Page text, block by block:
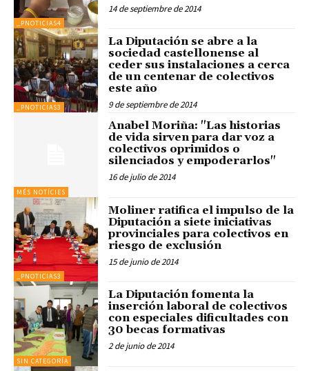
_PNOTICIAS4
14 de septiembre de 2014
_PNOTICIAS3
La Diputación se abre a la
sociedad castellonense al
ceder sus instalaciones a cerca
de un centenar de colectivos
este año
9 de septiembre de 2014
MÉS NOTÍCIES
Anabel Moriña: "Las historias
de vida sirven para dar voz a
colectivos oprimidos o
silenciados y empoderarlos"
16 de julio de 2014
_PNOTICIAS3
Moliner ratifica el impulso de la
Diputación a siete iniciativas
provinciales para colectivos en
riesgo de exclusión
15 de junio de 2014
SIN CATEGORÍA
La Diputación fomenta la
inserción laboral de colectivos
con especiales dificultades con
30 becas formativas
2 de junio de 2014